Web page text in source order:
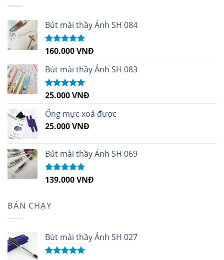
Bút mài thầy Ánh SH 084
Được xếp
sao
160.000VNĐ
Bút mài thầy Ánh SH 083
Được xếp
sao
25.000VNĐ
Ống mực xoá được
25.000VNĐ
Bút mài thầy Ánh SH 069
Được xếp
139.000VNĐ
BÁN CHẠY
Bút mài thầy Ánh SH 027